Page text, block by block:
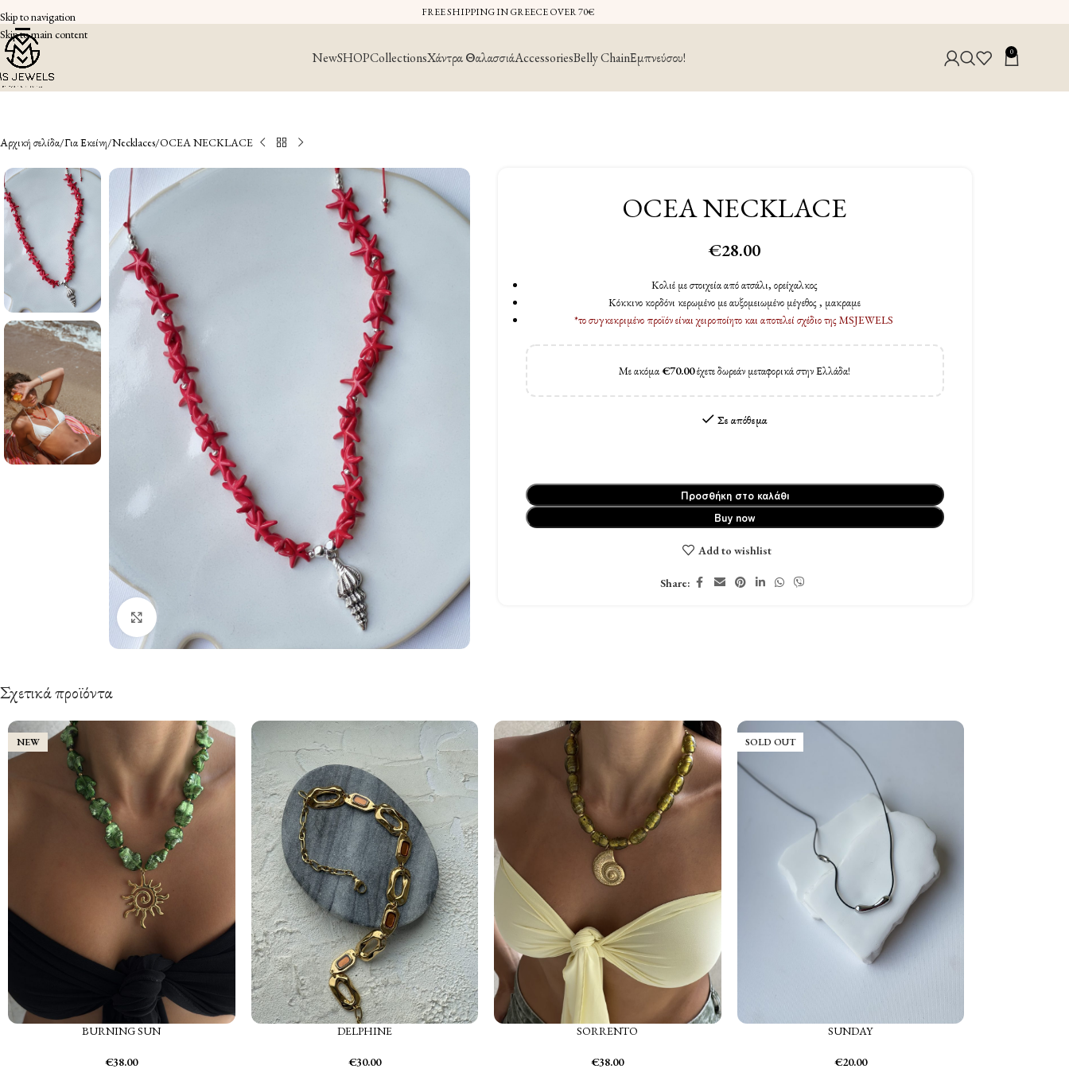
Skip to navigation
Skip to main content
FREE SHIPPING IN GREECE OVER 70€
NewSHOPCollectionsΧάντρα ΘαλασσιάAccessoriesBelly ChainΕμπνεύσου! 0
Αρχική σελίδα Για Εκείνη Necklaces OCEA NECKLACE
OCEA NECKLACE
€28.00
Κολιέ με στοιχεία από ατσάλι, ορείχαλκος
Κόκκινο κορδόνι κερωμένο με αυξομειωμένο μέγεθος , μακραμε
*το συγκεκριμένο προϊόν είναι χειροποίητο και αποτελεί σχέδιο της MSJEWELS
Με ακόμα€70.00έχετε δωρεάν μεταφορικά στην Ελλάδα!
Σε απόθεμα
Προσθήκη στο καλάθι
Buy now
Add to wishlist
Share:
Σχετικά προϊόντα
NEW
BURNING SUN
€38.00
DELPHINE
€30.00
SORRENTO
€38.00
SOLD OUT
SUNDAY
€20.00